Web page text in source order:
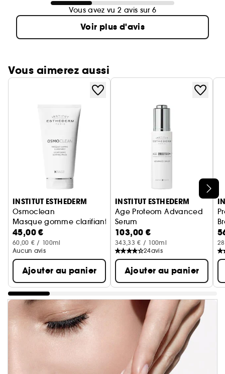
Vous avez vu 2 avis sur 6
Voir plus d'avis
Vous aimerez aussi
Ignorer le carrousel produits
INSTITUT ESTHEDERM
Osmoclean
Masque gomme clarifiant
45,00 €
60,00 € / 100ml
Aucun avis
Ajouter au panier
INSTITUT ESTHEDERM
Age Proteom Advanced
Serum
Sérum pour le Visage
103,00 €
343,33 € / 100ml
24avis
Ajouter au panier